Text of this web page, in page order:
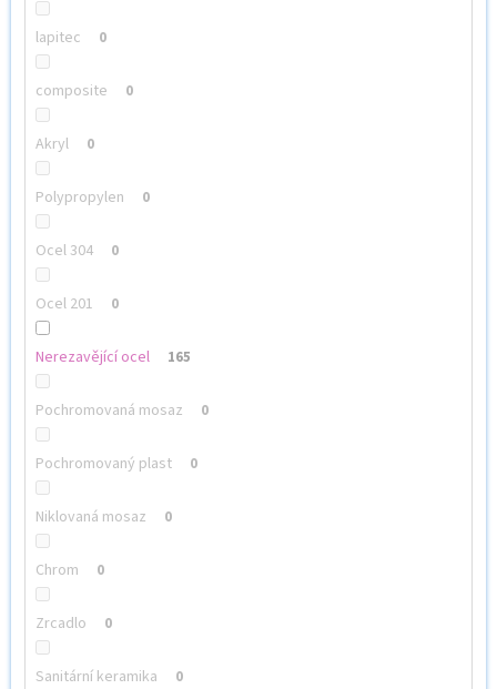
lapitec 0
composite 0
Akryl 0
Polypropylen 0
Ocel 304 0
Ocel 201 0
Nerezavějící ocel 165
Pochromovaná mosaz 0
Pochromovaný plast 0
Niklovaná mosaz 0
Chrom 0
Zrcadlo 0
Sanitární keramika 0